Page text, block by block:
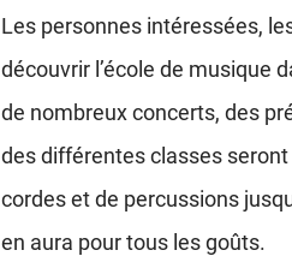
Les personnes intéressées,
découvrir l’école de musique
de nombreux concerts, des
des différentes classes
cordes et de percussions
en aura pour tous les goûts.